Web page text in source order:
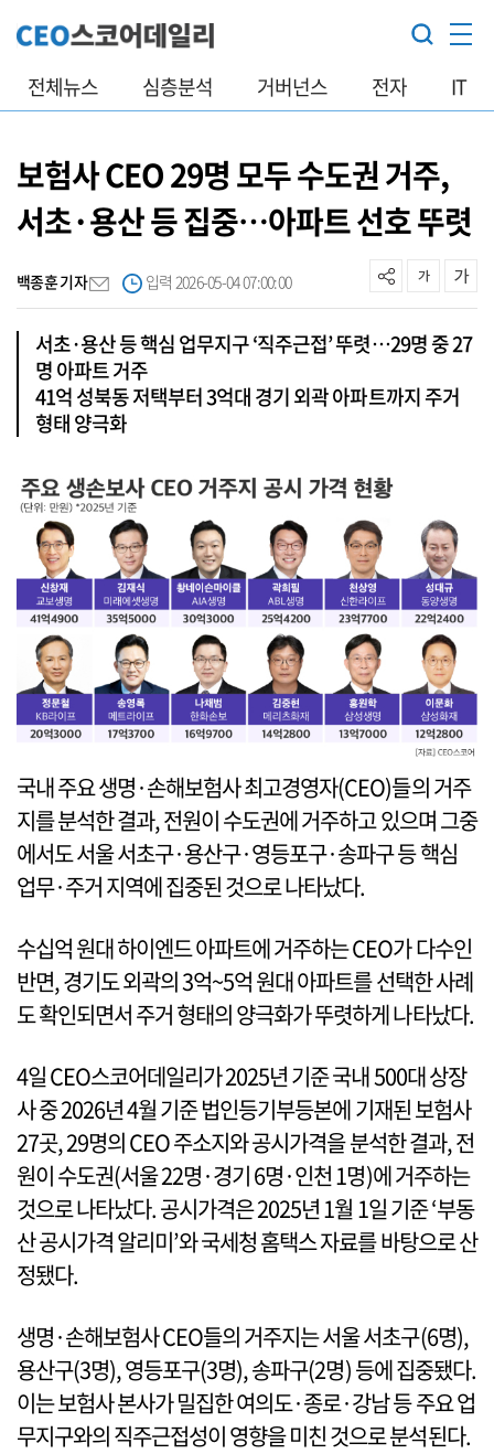
전체뉴스 심층분석 거버넌스 전자 IT
보험사 CEO 29명 모두 수도권 거주,
서초·용산 등 집중…아파트 선호 뚜렷
백종훈 기자 입력 2026-05-04 07:00:00
서초·용산 등 핵심 업무지구 ‘직주근접’ 뚜렷…29명 중 27
명 아파트 거주
41억 성북동 저택부터 3억대 경기 외곽 아파트까지 주거
형태 양극화
국내 주요 생명·손해보험사 최고경영자(CEO)들의 거주
지를 분석한 결과, 전원이 수도권에 거주하고 있으며 그중
에서도 서울 서초구·용산구·영등포구·송파구 등 핵심
업무·주거 지역에 집중된 것으로 나타났다.
수십억 원대 하이엔드 아파트에 거주하는 CEO가 다수인
반면, 경기도 외곽의 3억~5억 원대 아파트를 선택한 사례
도 확인되면서 주거 형태의 양극화가 뚜렷하게 나타났다.
4일 CEO스코어데일리가 2025년 기준 국내 500대 상장
사 중 2026년 4월 기준 법인등기부등본에 기재된 보험사
27곳, 29명의 CEO 주소지와 공시가격을 분석한 결과, 전
원이 수도권(서울 22명·경기 6명·인천 1명)에 거주하는
것으로 나타났다. 공시가격은 2025년 1월 1일 기준 ‘부동
산 공시가격 알리미’와 국세청 홈택스 자료를 바탕으로 산
정됐다.
생명·손해보험사 CEO들의 거주지는 서울 서초구(6명),
용산구(3명), 영등포구(3명), 송파구(2명) 등에 집중됐다.
이는 보험사 본사가 밀집한 여의도·종로·강남 등 주요 업
무지구와의 직주근접성이 영향을 미친 것으로 분석된다.